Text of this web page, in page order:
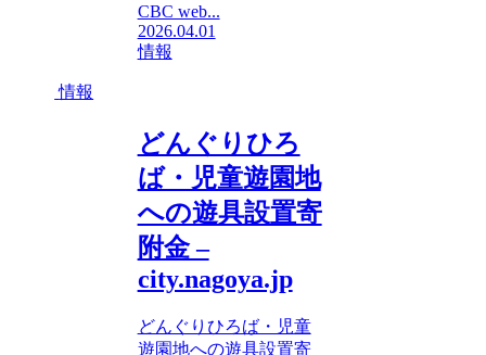
CBC web...
2026.04.01
情報
情報
どんぐりひろ
ば・児童遊園地
への遊具設置寄
附金 –
city.nagoya.jp
どんぐりひろば・児童
遊園地への遊具設置寄